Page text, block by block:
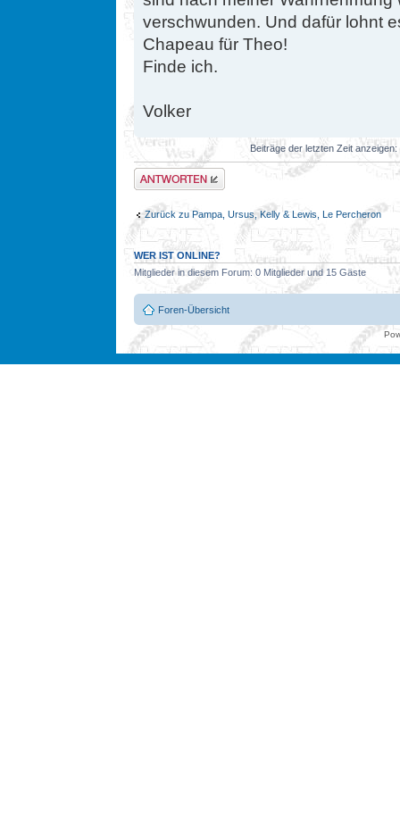
verschwunden. Und dafür lohnt
Chapeau für Theo!
Finde ich.
Volker
Beiträge der letzten Zeit anzeigen:
Antwort erstellen
Zurück zu Pampa, Ursus, Kelly & Lewis, Le Percheron
WER IST ONLINE?
Mitglieder in diesem Forum: 0 Mitglieder und 15 Gäste
Foren-Übersicht